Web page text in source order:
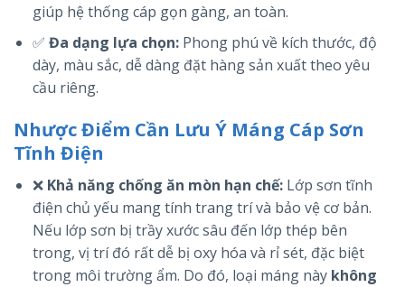
giúp hệ thống cáp gọn gàng, an toàn.
✅ Đa dạng lựa chọn:Phong phú về kích thước, độ
dày, màu sắc, dễ dàng đặt hàng sản xuất theo yêu
cầu riêng.
Nhược Điểm Cần Lưu Ý Máng Cáp Sơn
Tĩnh Điện
❌ Khả năng chống ăn mòn hạn chế:Lớp sơn tĩnh
điện chủ yếu mang tính trang trí và bảo vệ cơ bản.
Nếu lớp sơn bị trầy xước sâu đến lớp thép bên
trong, vị trí đó rất dễ bị oxy hóa và rỉ sét, đặc biệt
trong môi trường ẩm. Do đó, loại máng này không